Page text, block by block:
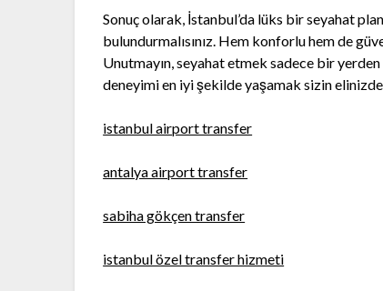
Sonuç olarak, İstanbul’da lüks bir seyahat
bulundurmalısınız. Hem konforlu hem de
Unutmayın, seyahat etmek sadece bir
deneyimi en iyi şekilde yaşamak sizin
istanbul airport transfer
antalya airport transfer
sabiha gökçen transfer
istanbul özel transfer hizmeti